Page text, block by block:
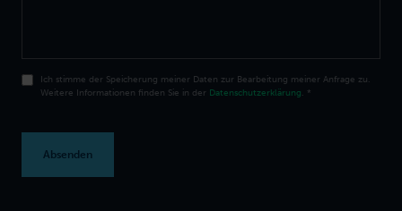
Ich stimme der Speicherung meiner Daten zur Bearbeitung meiner Anfrage zu.
Weitere Informationen finden Sie in der Datenschutzerklärung. *